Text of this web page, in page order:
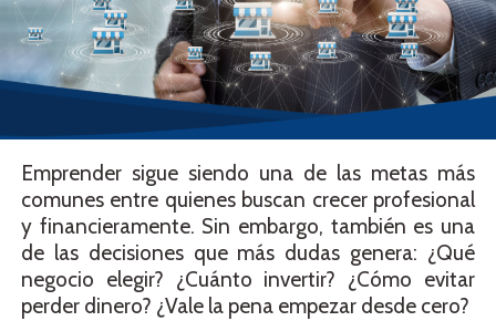
Emprender sigue siendo una de las metas más
comunes entre quienes buscan crecer profesional
y financieramente. Sin embargo, también es una
de las decisiones que más dudas genera: ¿Qué
negocio elegir? ¿Cuánto invertir? ¿Cómo evitar
perder dinero? ¿Vale la pena empezar desde cero?